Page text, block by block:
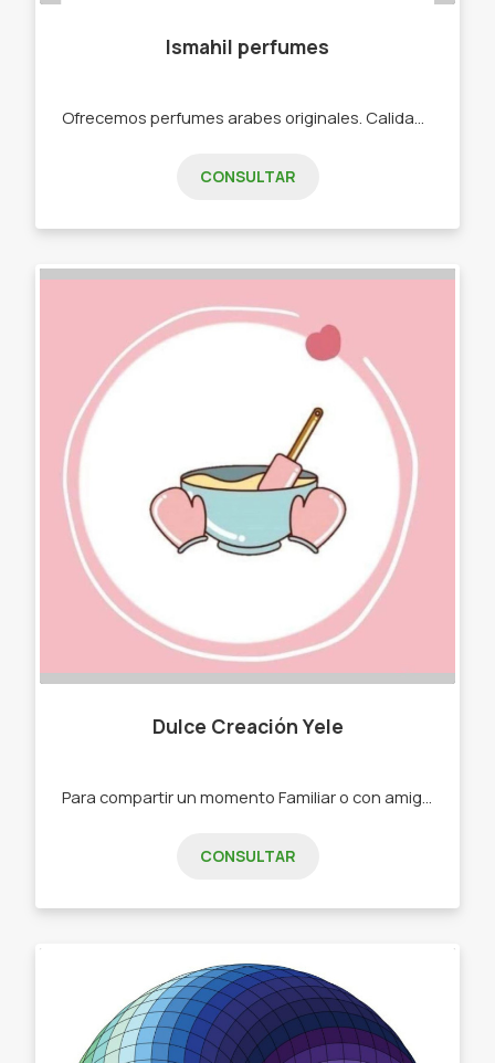
Ismahil perfumes
CONSULTAR
Dulce Creación Yele
CONSULTAR